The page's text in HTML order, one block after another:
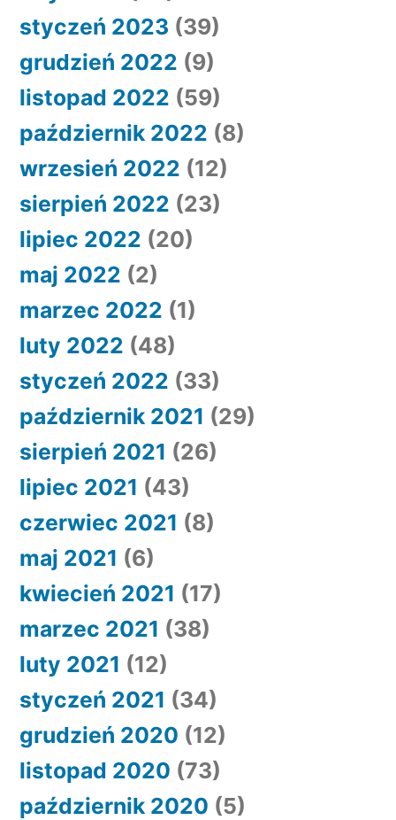
styczeń 2023 (39)
grudzień 2022 (9)
listopad 2022 (59)
październik 2022 (8)
wrzesień 2022 (12)
sierpień 2022 (23)
lipiec 2022 (20)
maj 2022 (2)
marzec 2022 (1)
luty 2022 (48)
styczeń 2022 (33)
październik 2021 (29)
sierpień 2021 (26)
lipiec 2021 (43)
czerwiec 2021 (8)
maj 2021 (6)
kwiecień 2021 (17)
marzec 2021 (38)
luty 2021 (12)
styczeń 2021 (34)
grudzień 2020 (12)
listopad 2020 (73)
październik 2020 (5)